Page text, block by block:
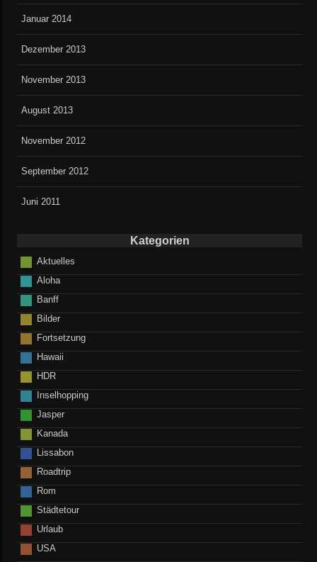
Januar 2014
Dezember 2013
November 2013
August 2013
November 2012
September 2012
Juni 2011
Kategorien
Aktuelles
Aloha
Banff
Bilder
Fortsetzung
Hawaii
HDR
Inselhopping
Jasper
Kanada
Lissabon
Roadtrip
Rom
Städtetour
Urlaub
USA